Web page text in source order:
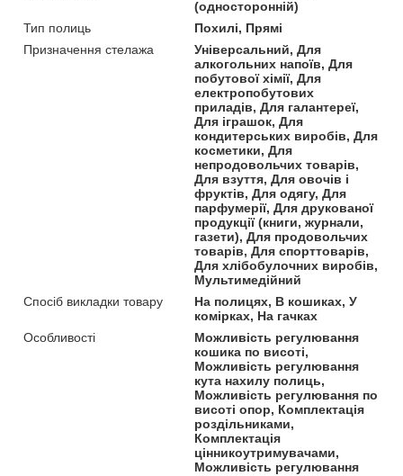
(односторонній)
Тип полиць
Похилі, Прямі
Призначення стелажа
Універсальний, Для
алкогольних напоїв, Для
побутової хімії, Для
електропобутових
приладів, Для галантереї,
Для іграшок, Для
кондитерських виробів, Для
косметики, Для
непродовольчих товарів,
Для взуття, Для овочів і
фруктів, Для одягу, Для
парфумерії, Для друкованої
продукції (книги, журнали,
газети), Для продовольчих
товарів, Для спорттоварів,
Для хлібобулочних виробів,
Мультимедійний
Спосіб викладки товару
На полицях, В кошиках, У
комірках, На гачках
Особливості
Можливість регулювання
кошика по висоті,
Можливість регулювання
кута нахилу полиць,
Можливість регулювання по
висоті опор, Комплектація
роздільниками,
Комплектація
цінникоутримувачами,
Можливість регулювання